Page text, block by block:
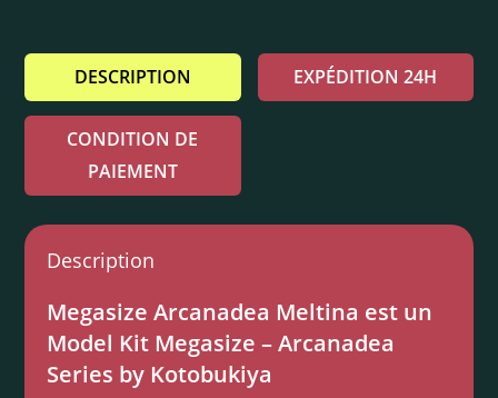
DESCRIPTION EXPÉDITION 24H
CONDITION DE
PAIEMENT
Description
Megasize Arcanadea Meltina est un
Model Kit Megasize – Arcanadea
Series by Kotobukiya